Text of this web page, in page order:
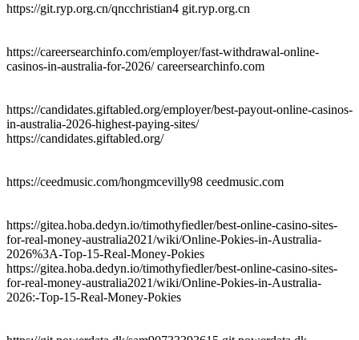
https://git.ryp.org.cn/qncchristian4 git.ryp.org.cn
https://careersearchinfo.com/employer/fast-withdrawal-online-
casinos-in-australia-for-2026/ careersearchinfo.com
https://candidates.giftabled.org/employer/best-payout-online-casinos-
in-australia-2026-highest-paying-sites/
https://candidates.giftabled.org/
https://ceedmusic.com/hongmcevilly98 ceedmusic.com
https://gitea.hoba.dedyn.io/timothyfiedler/best-online-casino-sites-
for-real-money-australia2021/wiki/Online-Pokies-in-Australia-
2026%3A-Top-15-Real-Money-Pokies
https://gitea.hoba.dedyn.io/timothyfiedler/best-online-casino-sites-
for-real-money-australia2021/wiki/Online-Pokies-in-Australia-
2026:-Top-15-Real-Money-Pokies